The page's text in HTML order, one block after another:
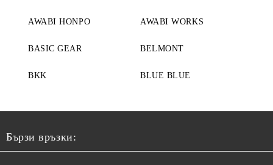
AWABI HONPO AWABI WORKS
BASIC GEAR BELMONT
BKK BLUE BLUE
Бързи връзки: